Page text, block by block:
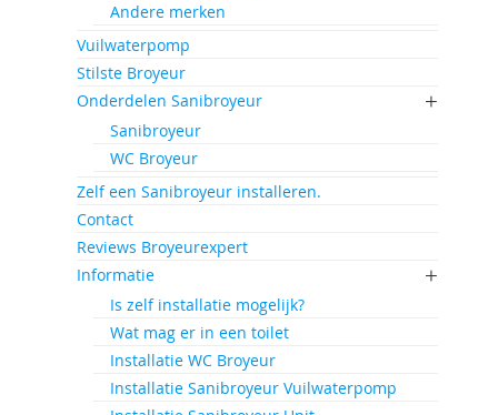
Andere merken
Vuilwaterpomp
Stilste Broyeur
Onderdelen Sanibroyeur
Sanibroyeur
WC Broyeur
Zelf een Sanibroyeur installeren.
Contact
Reviews Broyeurexpert
Informatie
Is zelf installatie mogelijk?
Wat mag er in een toilet
Installatie WC Broyeur
Installatie Sanibroyeur Vuilwaterpomp